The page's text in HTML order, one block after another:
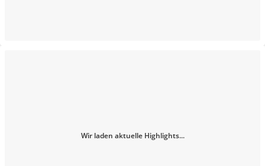
Wir laden aktuelle Highlights...